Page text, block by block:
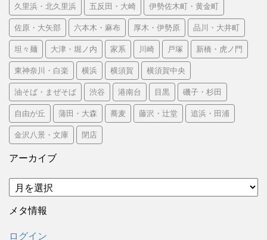
久里浜・北久里浜 五反田・大崎 伊勢佐木町・黄金町
佐原・大矢部 六本木・麻布 厚木・伊勢原 品川・大井町
坦々麺 大津・堀ノ内 家系 川崎 戸塚 新橋・虎ノ門
東神奈川・白楽 横浜 横須賀 横須賀中央
油そば・まぜそば 渋谷 港南台 目黒 磯子・杉田
自由が丘 蒲田・大森 蕎麦 藤沢・辻堂 追浜・田浦
金沢八景・文庫 閉店
アーカイブ
ア
ー
カ
ブ
メタ情報
ログイン